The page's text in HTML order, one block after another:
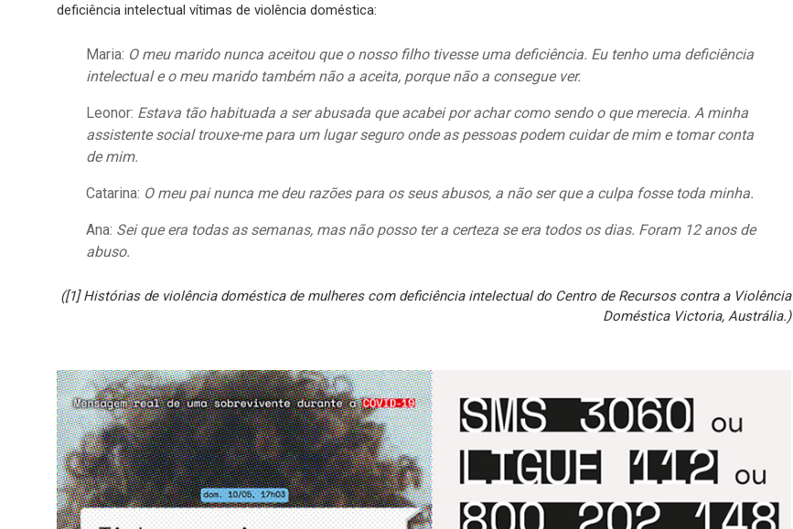
deficiência intelectual vítimas de violência doméstica:
Maria: O meu marido nunca aceitou que o nosso filho tivesse uma deficiência. Eu tenho uma deficiência
intelectual e o meu marido também não a aceita, porque não a consegue ver.
Leonor: Estava tão habituada a ser abusada que acabei por achar como sendo o que merecia. A minha
assistente social trouxe-me para um lugar seguro onde as pessoas podem cuidar de mim e tomar conta
de mim.
Catarina: O meu pai nunca me deu razões para os seus abusos, a não ser que a culpa fosse toda minha.
Ana: Sei que era todas as semanas, mas não posso ter a certeza se era todos os dias. Foram 12 anos de
abuso.
([1] Histórias de violência doméstica de mulheres com deficiência intelectual do Centro de Recursos contra a Violência
Doméstica Victoria, Austrália.)